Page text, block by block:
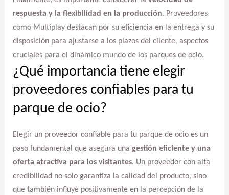
respuesta y la flexibilidad en la producción. Proveedores
como Multiplay destacan por su eficiencia en la entrega y su
disposición para ajustarse a los plazos del cliente, aspectos
cruciales para el dinámico mundo de los parques de ocio.
¿Qué importancia tiene elegir
proveedores confiables para tu
parque de ocio?
Elegir un proveedor confiable para tu parque de ocio es un
paso fundamental que asegura una gestión eficiente y una
oferta atractiva para los visitantes. Un proveedor con alta
credibilidad no solo garantiza la calidad del producto, sino
que también influye positivamente en la percepción de la